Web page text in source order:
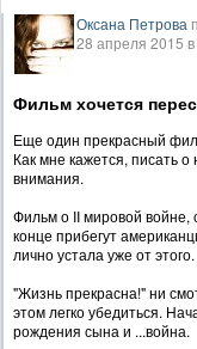
Оксана Петрова
28 апреля 2015
Фильм хочется
Еще один прекрасный
Как мне кажется, писать
внимания.
Фильм о II мировой войне,
конце прибегут
лично устала уже от этого.
"Жизнь прекрасна!" ни
этом легко убедиться.
рождения сына и ...война.